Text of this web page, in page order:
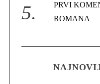
PRVI
ROMANA